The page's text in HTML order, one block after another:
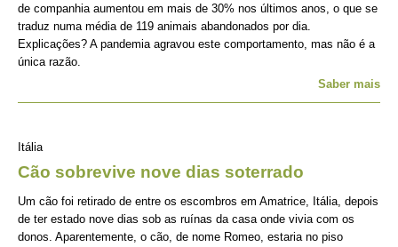
de companhia aumentou em mais de 30% nos últimos anos, o que se
traduz numa média de 119 animais abandonados por dia.
Explicações? A pandemia agravou este comportamento, mas não é a
única razão.
Saber mais
Itália
Cão sobrevive nove dias soterrado
Um cão foi retirado de entre os escombros em Amatrice, Itália, depois
de ter estado nove dias sob as ruínas da casa onde vivia com os
donos. Aparentemente, o cão, de nome Romeo, estaria no piso